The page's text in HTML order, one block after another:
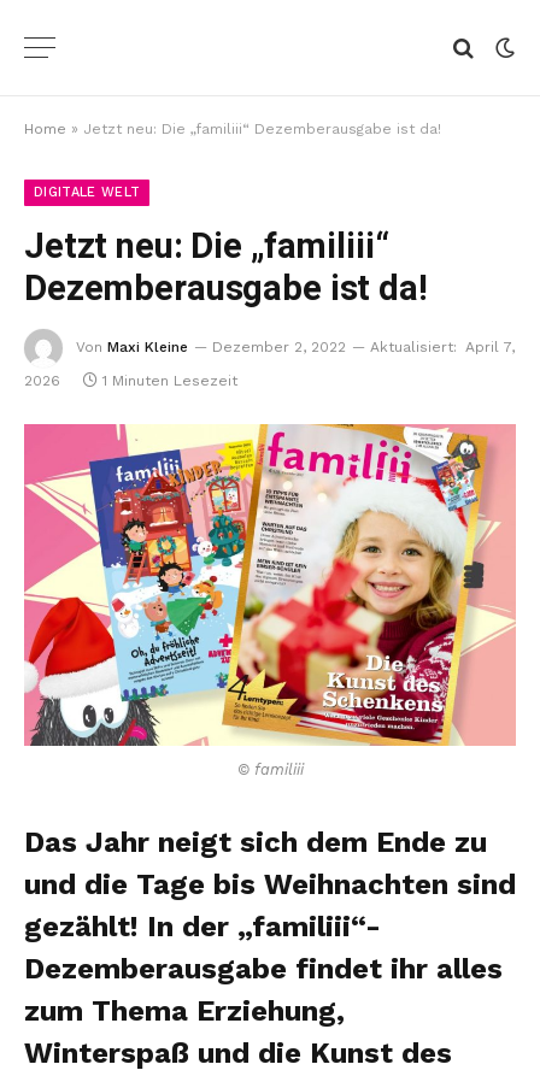
Home » Jetzt neu: Die „familiii“ Dezemberausgabe ist da!
DIGITALE WELT
Jetzt neu: Die „familiii“
Dezemberausgabe ist da!
Von Maxi Kleine Dezember 2, 2022 Aktualisiert: April 7,
2026
1 Minuten Lesezeit
© familiii
Das Jahr neigt sich dem Ende zu
und die Tage bis Weihnachten sind
gezählt! In der „familiii“-
Dezemberausgabe findet ihr alles
zum Thema Erziehung,
Winterspaß und die Kunst des